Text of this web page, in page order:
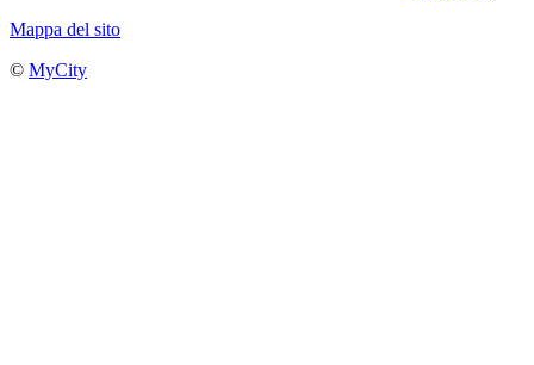
Mappa del sito
© MyCity